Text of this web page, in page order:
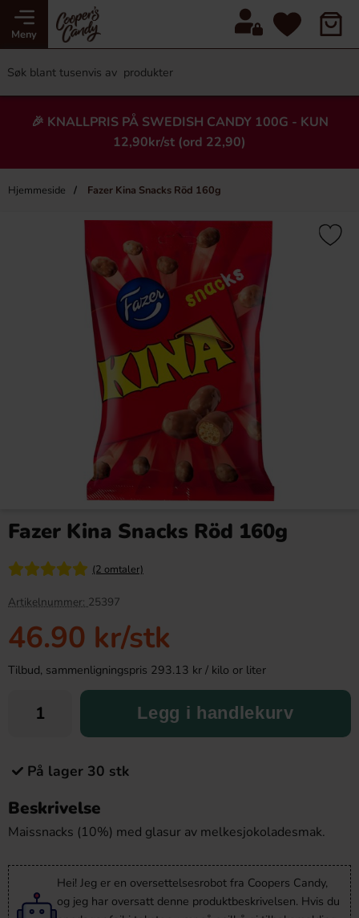
Meny
🎉 KNALLPRIS PÅ SWEDISH CANDY 100G - KUN
12,90kr/st (ord 22,90)
Hjemmeside Fazer Kina Snacks Röd 160g
Heading
×
Super Can 50cl
30.90 kr
Fazer Kina Snacks Röd 160g
(2 omtaler)
Artikelnummer: 25397
46.90 kr/stk
Tilbud, sammenligningspris 293.13 kr / kilo or liter
Legg i handlekurv
På lager 30 stk
Beskrivelse
Maissnacks (10%) med glasur av melkesjokoladesmak.
Hei! Jeg er en oversettelsesrobot fra Coopers Candy,
og jeg har oversatt denne produktbeskrivelsen. Hvis du